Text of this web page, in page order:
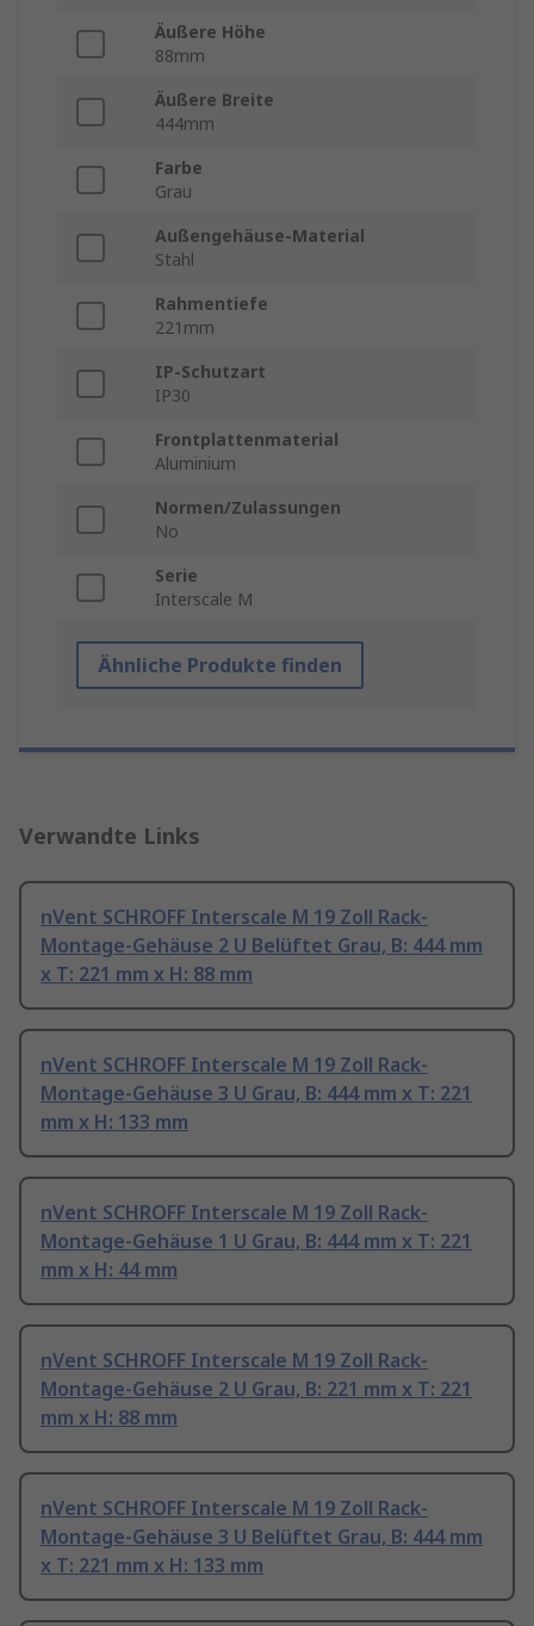
Äußere Höhe
88mm
Äußere Breite
444mm
Farbe
Grau
Außengehäuse-Material
Stahl
Rahmentiefe
221mm
IP-Schutzart
IP30
Frontplattenmaterial
Aluminium
Normen/Zulassungen
No
Serie
Interscale M
Ähnliche Produkte finden
Verwandte Links
nVent SCHROFF Interscale M 19 Zoll Rack-
Montage-Gehäuse 2 U Belüftet Grau, B: 444 mm
x T: 221 mm x H: 88 mm
nVent SCHROFF Interscale M 19 Zoll Rack-
Montage-Gehäuse 3 U Grau, B: 444 mm x T: 221
mm x H: 133 mm
nVent SCHROFF Interscale M 19 Zoll Rack-
Montage-Gehäuse 1 U Grau, B: 444 mm x T: 221
mm x H: 44 mm
nVent SCHROFF Interscale M 19 Zoll Rack-
Montage-Gehäuse 2 U Grau, B: 221 mm x T: 221
mm x H: 88 mm
nVent SCHROFF Interscale M 19 Zoll Rack-
Montage-Gehäuse 3 U Belüftet Grau, B: 444 mm
x T: 221 mm x H: 133 mm